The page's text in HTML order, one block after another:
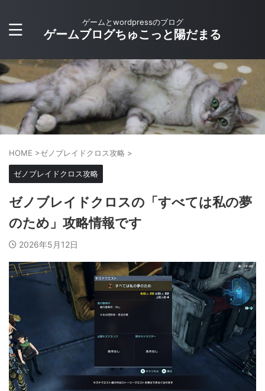
ゲームとwordpressのブログ
ゲームブログちゅこっと陽だまる
HOME >ゼノブレイドクロス攻略 >
ゼノブレイドクロス攻略
ゼノブレイドクロスの「すべては私の夢
のため」攻略情報です
2026年5月12日